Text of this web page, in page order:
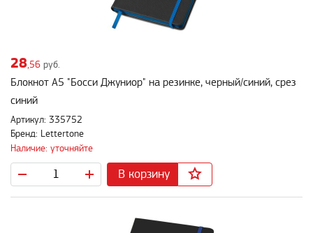
28,56 руб.
Блокнот A5 "Босси Джуниор" на резинке, черный/синий, срез
синий
Артикул: 335752
Бренд: Lettertone
Наличие: уточняйте
В корзину